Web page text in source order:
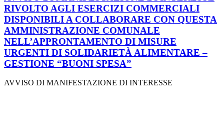
RIVOLTO AGLI ESERCIZI COMMERCIALI
DISPONIBILI A COLLABORARE CON QUESTA
AMMINISTRAZIONE COMUNALE
NELL’APPRONTAMENTO DI MISURE
URGENTI DI SOLIDARIETÀ ALIMENTARE –
GESTIONE “BUONI SPESA”
AVVISO DI MANIFESTAZIONE DI INTERESSE